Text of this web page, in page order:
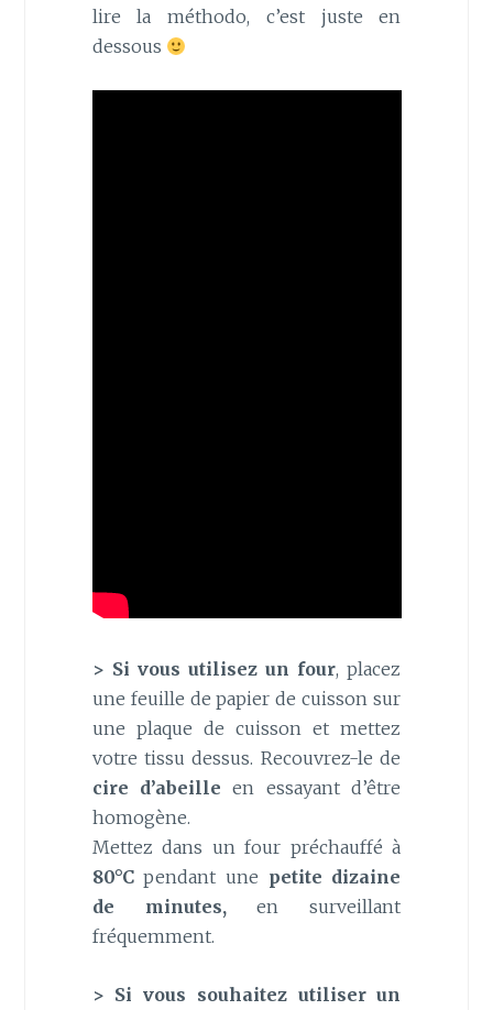
lire la méthodo, c’est juste en
dessous
> Si vous utilisez un four, placez
une feuille de papier de cuisson sur
une plaque de cuisson et mettez
votre tissu dessus. Recouvrez-le de
cire d’abeille en essayant d’être
homogène.
Mettez dans un four préchauffé à
80°Cpendant une petite dizaine
de minutes,en surveillant
fréquemment.
> Si vous souhaitez utiliser un